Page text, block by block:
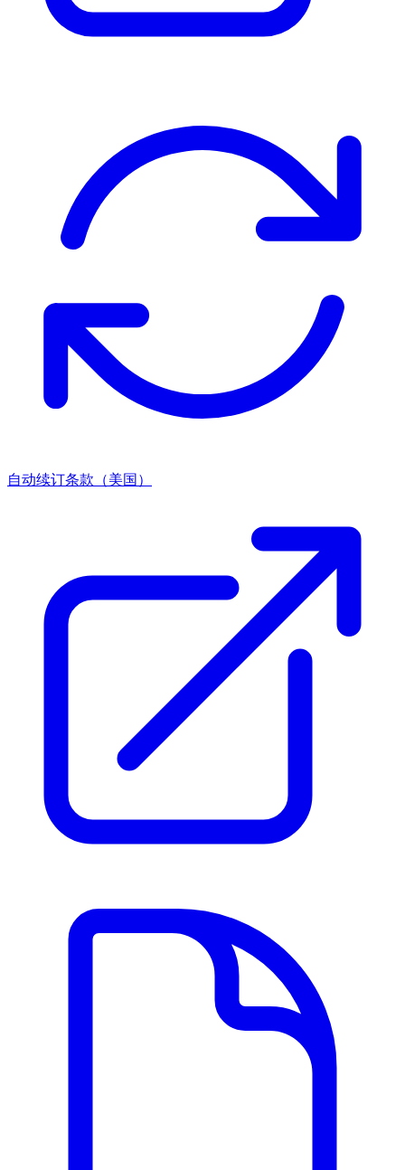
自动续订条款（美国）